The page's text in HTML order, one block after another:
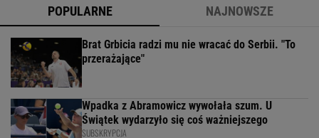
POPULARNE NAJNOWSZE
Brat Grbicia radzi mu nie wracać do Serbii. "To
przerażające"
Wpadka z Abramowicz wywołała szum. U
Świątek wydarzyło się coś ważniejszego
SUBSKRYPCJA